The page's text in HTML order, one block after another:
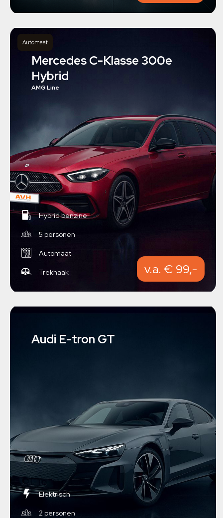
Automaat
Mercedes C-Klasse 300e
Hybrid
AMG Line
Hybrid benzine
5 personen
Automaat
Trekhaak v.a. € 99,-
Audi E-tron GT
Elektrisch
2 personen